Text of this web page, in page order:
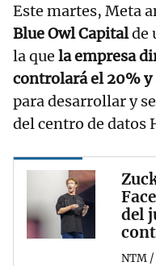
Este martes, Meta
Blue Owl Capitalde
la que la empresa
controlará el 20% y
para desarrollar y
del centro de datos
del
NTM /